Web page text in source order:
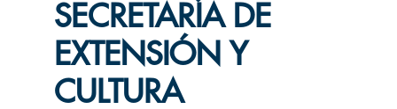
SECRETARÍA DE
EXTENSIÓN Y
CULTURA